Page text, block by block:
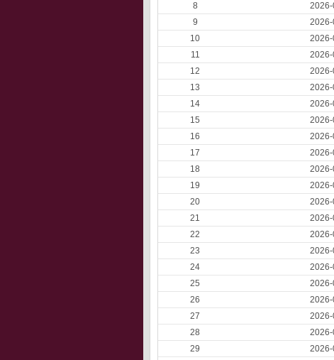
8
9
10
11
12
13
14
15
16
17
18
19
20
21
22
23
24
25
26
27
28
29